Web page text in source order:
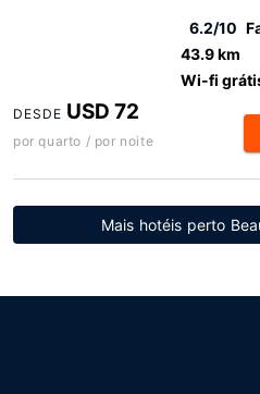
6.2/10
43.9 km
Wi-fi
DESDE USD 72
por quarto / por noite
Mais hotéis perto